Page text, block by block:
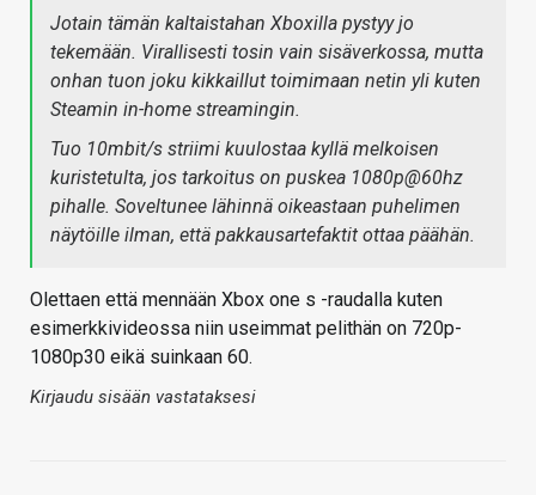
Jotain tämän kaltaistahan Xboxilla pystyy jo
tekemään. Virallisesti tosin vain sisäverkossa, mutta
onhan tuon joku kikkaillut toimimaan netin yli kuten
Steamin in-home streamingin.
Tuo 10mbit/s striimi kuulostaa kyllä melkoisen
kuristetulta, jos tarkoitus on puskea 1080p@60hz
pihalle. Soveltunee lähinnä oikeastaan puhelimen
näytöille ilman, että pakkausartefaktit ottaa päähän.
Olettaen että mennään Xbox one s -raudalla kuten
esimerkkivideossa niin useimmat pelithän on 720p-
1080p30 eikä suinkaan 60.
Kirjaudu sisään vastataksesi